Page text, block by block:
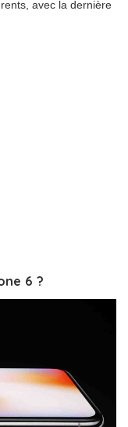
avec la dernière
6 ?